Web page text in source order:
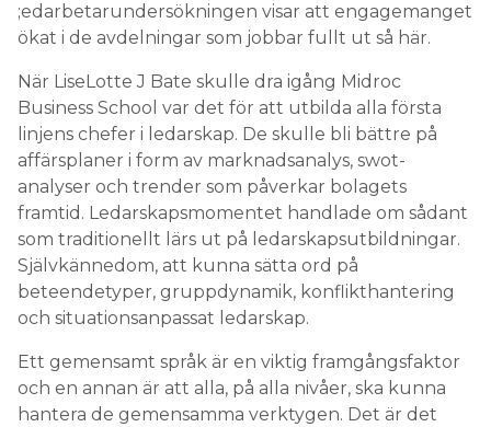
;edarbetarundersökningen visar att engagemanget
ökat i de avdelningar som jobbar fullt ut så här.
När LiseLotte J Bate skulle dra igång Midroc
Business School var det för att utbilda alla första
linjens chefer i ledarskap. De skulle bli bättre på
affärsplaner i form av marknadsanalys, swot-
analyser och trender som påverkar bolagets
framtid. Ledarskapsmomentet handlade om sådant
som traditionellt lärs ut på ledarskapsutbildningar.
Självkännedom, att kunna sätta ord på
beteendetyper, gruppdynamik, konflikthantering
och situationsanpassat ledarskap.
Ett gemensamt språk är en viktig framgångsfaktor
och en annan är att alla, på alla nivåer, ska kunna
hantera de gemensamma verktygen. Det är det